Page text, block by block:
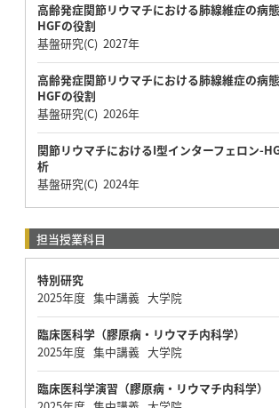
高齢発症関節リウマチにおける肺線維症の病
HGFの役割
基盤研究(C) 2027年
高齢発症関節リウマチにおける肺線維症の病
HGFの役割
基盤研究(C) 2026年
関節リウマチにおけるI型インターフェロン-
析
基盤研究(C) 2024年
担当授業科目
特別研究
2025年度 集中講義 大学院
臨床医科学（膠原病・リウマチ内科学）
2025年度 集中講義 大学院
臨床医科学演習（膠原病・リウマチ内科学）